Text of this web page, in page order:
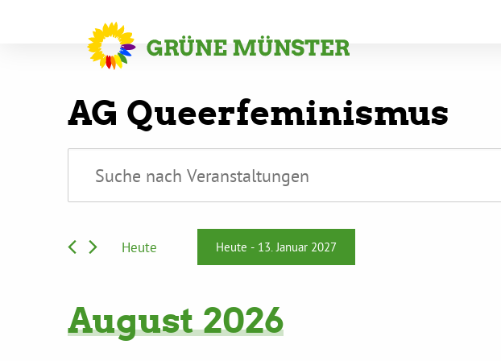
AG Queerfeminismus
Veranstaltungen
Veranstaltungen
Suche
Ansichten,
Navigation
Suche
Schlüsselwort.
Heute Heute - 13. Januar 2027
August 2026